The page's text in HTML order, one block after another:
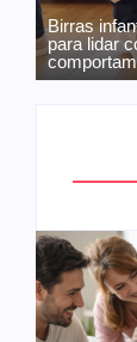
Birras
para lidar